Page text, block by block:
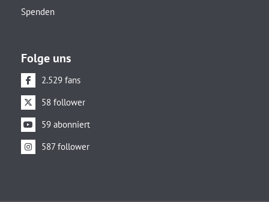
Spenden
Folge uns
2.529 fans
58 follower
59 abonniert
587 follower